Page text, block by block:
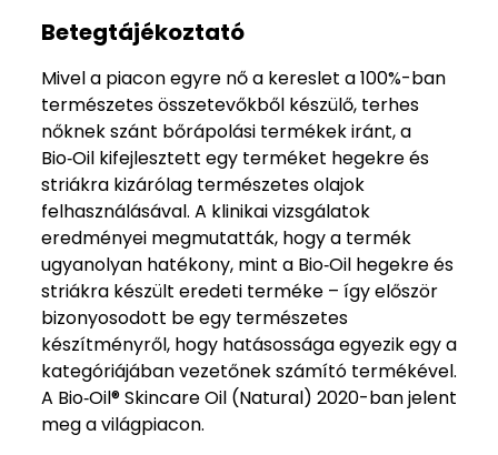
Betegtájékoztató
Mivel a piacon egyre nő a kereslet a 100%-ban
természetes összetevőkből készülő, terhes
nőknek szánt bőrápolási termékek iránt, a
Bio‑Oil kifejlesztett egy terméket hegekre és
striákra kizárólag természetes olajok
felhasználásával. A klinikai vizsgálatok
eredményei megmutatták, hogy a termék
ugyanolyan hatékony, mint a Bio‑Oil hegekre és
striákra készült eredeti terméke – így először
bizonyosodott be egy természetes
készítményről, hogy hatásossága egyezik egy a
kategóriájában vezetőnek számító termékével.
A Bio‑Oil® Skincare Oil (Natural) 2020-ban jelent
meg a világpiacon.